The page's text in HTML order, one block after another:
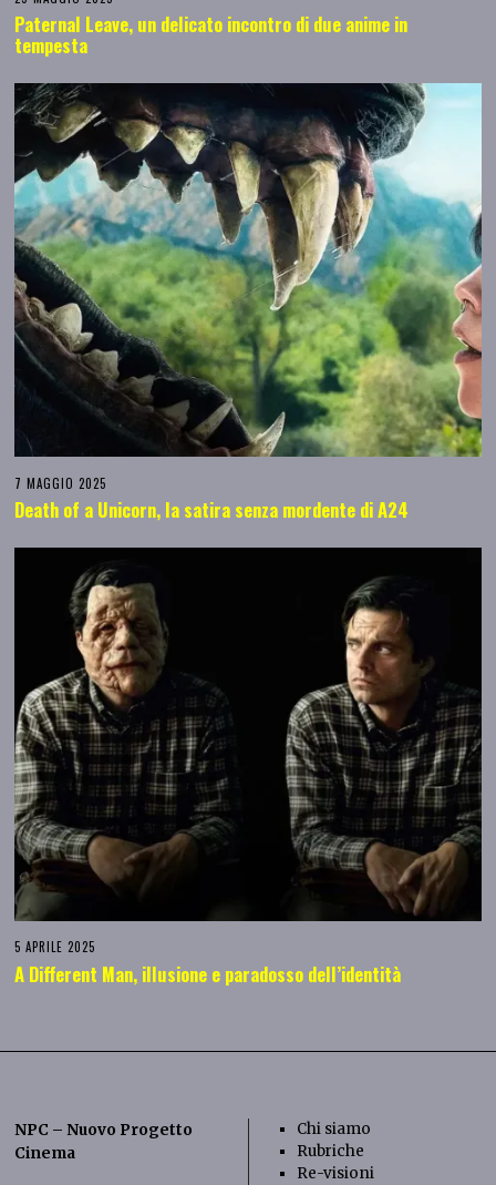
Paternal Leave, un delicato incontro di due anime in
tempesta
7 MAGGIO 2025
Death of a Unicorn, la satira senza mordente di A24
5 APRILE 2025
A Different Man, illusione e paradosso dell’identità
NPC – Nuovo Progetto
Cinema
Chi siamo
Rubriche
Re-visioni